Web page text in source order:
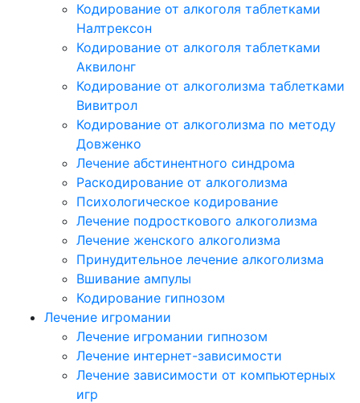
Кодирование от алкоголя таблетками
Налтрексон
Кодирование от алкоголя таблетками
Аквилонг
Кодирование от алкоголизма таблетками
Вивитрол
Кодирование от алкоголизма по методу
Довженко
Лечение абстинентного синдрома
Раскодирование от алкоголизма
Психологическое кодирование
Лечение подросткового алкоголизма
Лечение женского алкоголизма
Принудительное лечение алкоголизма
Вшивание ампулы
Кодирование гипнозом
Лечение игромании
Лечение игромании гипнозом
Лечение интернет-зависимости
Лечение зависимости от компьютерных
игр